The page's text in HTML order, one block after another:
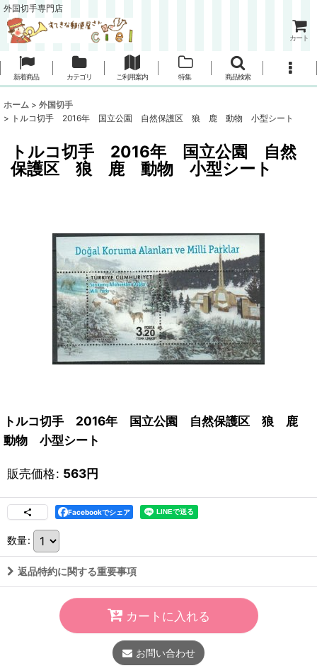
外国切手専門店
カート
新着商品 カテゴリ ご利用案内 特集 商品検索
ホーム > 外国切手
> トルコ切手 2016年 国立公園 自然保護区 狼 鹿 動物 小型シート
トルコ切手 2016年 国立公園 自然
保護区 狼 鹿 動物 小型シート
トルコ切手 2016年 国立公園 自然保護区 狼 鹿
動物 小型シート
販売価格: 563円
Facebookでシェア
数量:
返品特約に関する重要事項
カートに入れる
お問い合わせ